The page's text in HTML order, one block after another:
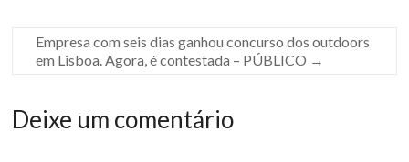
ajustes
directos
Empresa com seis dias ganhou concurso dos outdoors
em Lisboa. Agora, é contestada – PÚBLICO →
Deixe um comentário